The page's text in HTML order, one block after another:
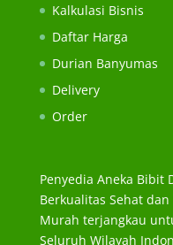
Kalkulasi Bisnis
Daftar Harga
Durian Banyumas
Delivery
Order
Penyedia Aneka Bibit
Berkualitas Sehat
Murah terjangkau
Seluruh Wilayah